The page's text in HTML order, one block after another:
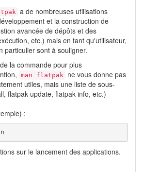
a de nombreuses utilisations
et la construction de
avancée de dépôts et des
etc.) mais en tant qu'utilisateur,
particulier sont à souligner.
de la commande pour plus
man flatpak
ne vous donne pas
utiles, mais une liste de sous-
flatpak-update, flatpak-info, etc.)
:
sur le lancement des applications.